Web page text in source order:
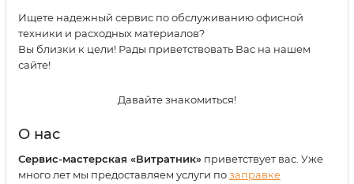
Ищете надежный сервис по обслуживанию офисной
техники и расходных материалов?
Вы близки к цели! Рады приветствовать Вас на нашем
сайте!
Давайте знакомиться!
О нас
Сервис-мастерская «Витратник» приветствует вас. Уже
много лет мы предоставляем услуги позаправке